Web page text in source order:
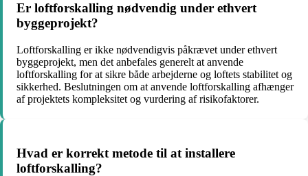
Er loftforskalling nødvendig under ethvert
byggeprojekt?
Loftforskalling er ikke nødvendigvis påkrævet under ethvert
byggeprojekt, men det anbefales generelt at anvende
loftforskalling for at sikre både arbejderne og loftets stabilitet og
sikkerhed. Beslutningen om at anvende loftforskalling afhænger
af projektets kompleksitet og vurdering af risikofaktorer.
Hvad er korrekt metode til at installere
loftforskalling?